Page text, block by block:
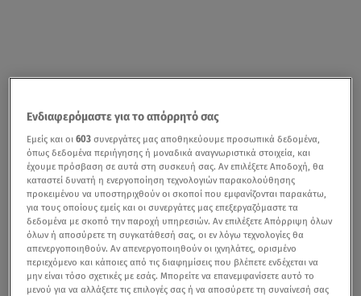
Ενδιαφερόμαστε για το απόρρητό σας
Εμείς και οι603 συνεργάτες μας αποθηκεύουμε προσωπικά δεδομένα,
όπως δεδομένα περιήγησης ή μοναδικά αναγνωριστικά στοιχεία, και
έχουμε πρόσβαση σε αυτά στη συσκευή σας. Αν επιλέξετε Αποδοχή, θα
καταστεί δυνατή η ενεργοποίηση τεχνολογιών παρακολούθησης
προκειμένου να υποστηριχθούν οι σκοποί που εμφανίζονται παρακάτω,
για τους οποίους εμείς και οι συνεργάτες μας επεξεργαζόμαστε τα
δεδομένα με σκοπό την παροχή υπηρεσιών. Αν επιλέξετε Απόρριψη όλων
όλων ή αποσύρετε τη συγκατάθεσή σας, οι εν λόγω τεχνολογίες θα
απενεργοποιηθούν. Αν απενεργοποιηθούν οι ιχνηλάτες, ορισμένο
περιεχόμενο και κάποιες από τις διαφημίσεις που βλέπετε ενδέχεται να
μην είναι τόσο σχετικές με εσάς. Μπορείτε να επανεμφανίσετε αυτό το
μενού για να αλλάξετε τις επιλογές σας ή να αποσύρετε τη συναίνεσή σας